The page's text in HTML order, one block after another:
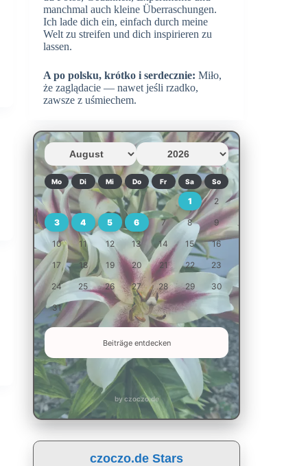
manchmal auch kleine Überraschungen.
Ich lade dich ein, einfach durch meine
Welt zu streifen und dich inspirieren zu
lassen.
A po polsku, krótko i serdecznie: Miło,
że zaglądacie — nawet jeśli rzadko,
zawsze z uśmiechem.
Mo Di Mi Do Fr Sa So
1 2
3 4 5 6 7 8 9
10 11 12 13 14 15 16
17 18 19 20 21 22 23
24 25 26 27 28 29 30
31
Beiträge entdecken
by czoczo.de
czoczo.de Stars